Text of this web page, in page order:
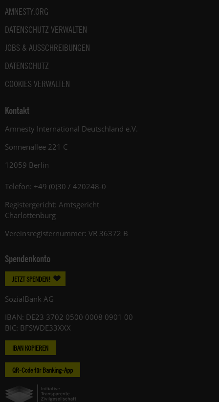
AMNESTY.ORG
DATENSCHUTZ VERWALTEN
JOBS & AUSSCHREIBUNGEN
DATENSCHUTZ
COOKIES VERWALTEN
Kontakt
Amnesty International Deutschland e.V.
Sonnenallee 221 C
12059 Berlin
Telefon: +49 (0)30 / 420248-0
Registergericht: Amtsgericht
Charlottenburg
Vereinsregisternummer: VR 36372 B
Spendenkonto
JETZT SPENDEN!
SozialBank AG
IBAN: DE23 3702 0500 0008 0901 00
BIC: BFSWDE33XXX
IBAN KOPIEREN
QR-Code für Banking-App